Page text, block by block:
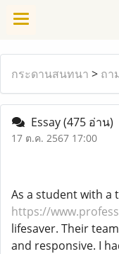
กระดานสนทนา > ถา
Essay(475 อ่าน)
17 ต.ค. 2567 17:00
As a student with a
https://
lifesaver. Their
and responsive. I